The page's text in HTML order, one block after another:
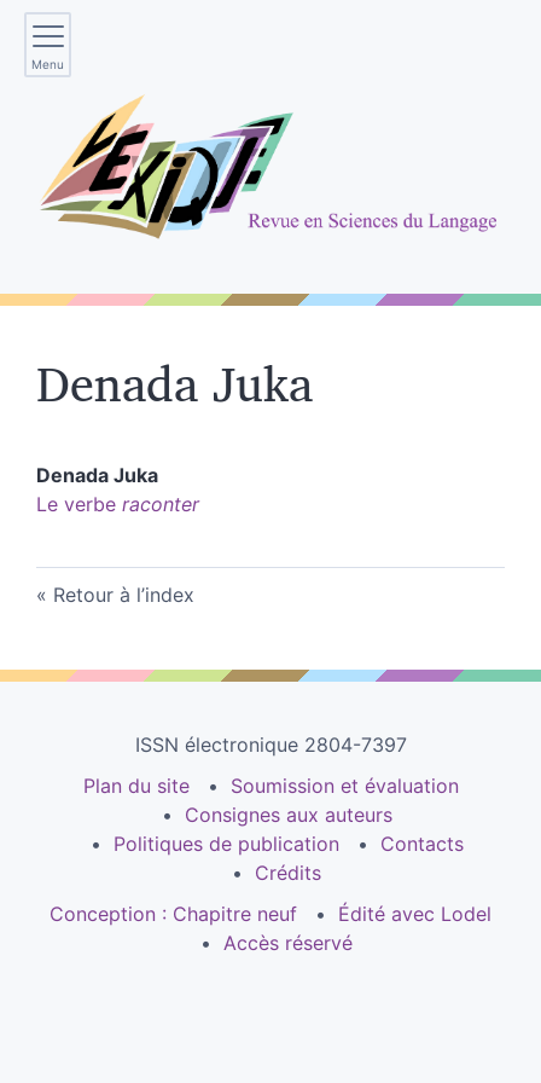
Menu
DenadaJuka
Denada Juka
Le verbe raconter
Retour à l’index
ISSN électronique 2804-7397
Plan du site
Soumission et évaluation
Consignes aux auteurs
Politiques de publication
Contacts
Crédits
Conception : Chapitre neuf
Édité avec Lodel
Accès réservé